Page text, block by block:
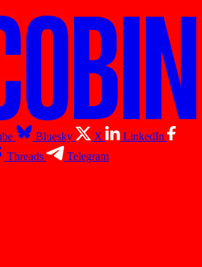
Bluesky X
LinkedIn
Threads
Telegram